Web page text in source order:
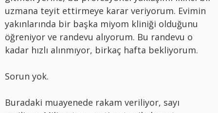
uzmana teyit ettirmeye karar veriyorum. Evimin
yakınlarında bir başka miyom kliniği olduğunu
öğreniyor ve randevu alıyorum. Bu randevu o
kadar hızlı alınmıyor, birkaç hafta bekliyorum.
Sorun yok.
Buradaki muayenede rakam veriliyor, sayı